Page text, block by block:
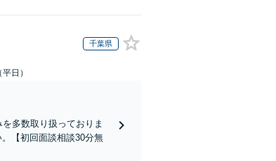
千葉県
日）
多数取り扱っておりま
【初回面談相談30分無